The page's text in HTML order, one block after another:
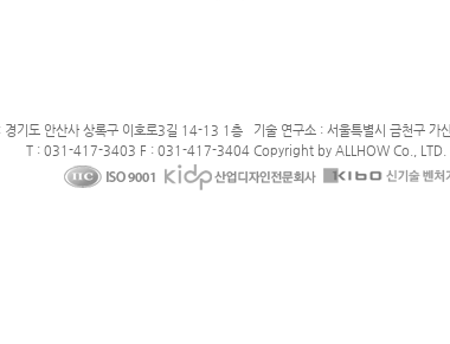
기도 안산사 상록구 이호로3길 14-13 1층 기술 연구소 : 서울특별시 금천구 가
T : 031-417-3403 F : 031-417-3404 Copyright by ALLHOW Co., LTD.